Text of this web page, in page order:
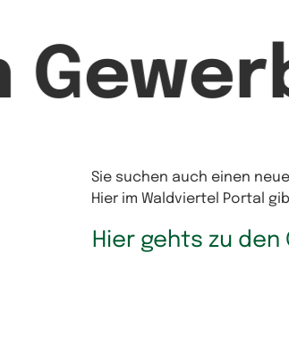
Sie suchen auch einen
Hier im Waldviertel Portal
Hier gehts zu